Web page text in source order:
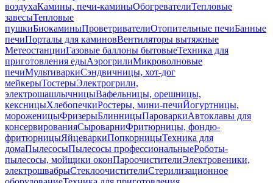
воздухаКамины, печи-каминыОбогревателиТепловые
завесыТепловые
пушкиБиокаминыПроветривателиОтопительные печиБанные
печиПорталы для каминовВентиляторы вытяжные
МетеостанцииГазовые баллоны бытовыеТехника для
приготовления едыАэрогрилиМикроволновые
печиМультиваркиСэндвичницы, хот-дог
мейкерыТостерыЭлектрогрили,
электрошашлычницыВафельницы, орешницы,
кексницыХлебопечкиРостеры, мини-печиЙогуртницы,
мороженицыФризерыБлинницыПароваркиАвтоклавы для
консервированияСыроварниФритюрницы, фондю-
фритюрницыЯйцеваркиПопкорницыТехника для
домаПылесосыПылесосы профессиональныеРоботы-
пылесосы, мойщики оконПароочистителиЭлектровеники,
электрошвабрыСтеклоочистителиСтерилизационное